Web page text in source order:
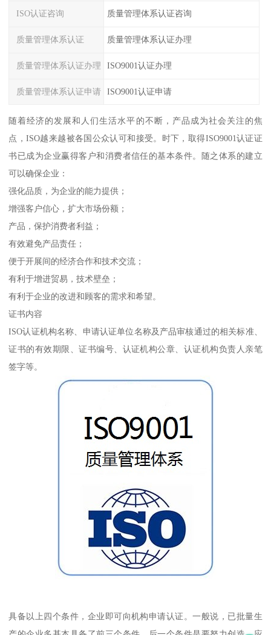
ISO认证咨询 质量管理体系认证咨询
质量管理体系认证 质量管理体系认证办理
质量管理体系认证办理 ISO9001认证办理
质量管理体系认证申请 ISO9001认证申请
随着经济的发展和人们生活水平的不断，产品成为社会关注的焦
点，ISO越来越被各国公众认可和接受。时下，取得ISO9001认证证
书已成为企业赢得客户和消费者信任的基本条件。随之体系的建立
可以确保企业：
强化品质，为企业的能力提供；
增强客户信心，扩大市场份额；
产品，保护消费者利益；
有效避免产品责任；
便于开展间的经济合作和技术交流；
有利于增进贸易，技术壁垒；
有利于企业的改进和顾客的需求和希望。
证书内容
ISO认证机构名称、申请认证单位名称及产品审核通过的相关标准、
证书的有效期限、证书编号、认证机构公章、认证机构负责人亲笔
签字等。
具备以上四个条件，企业即可向机构申请认证。一般说，已批量生